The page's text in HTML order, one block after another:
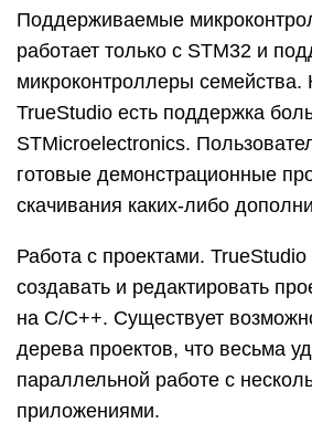
Поддерживаемые
работает только с STM32 и
микроконтроллеры семейства.
TrueStudio есть поддержка
STMicroelectronics.
готовые демонстрационные
скачивания каких-либо
Работа с проектами. TrueStudio
создавать и редактировать
на С/С++. Существует
дерева проектов, что весьма
параллельной работе с
приложениями.